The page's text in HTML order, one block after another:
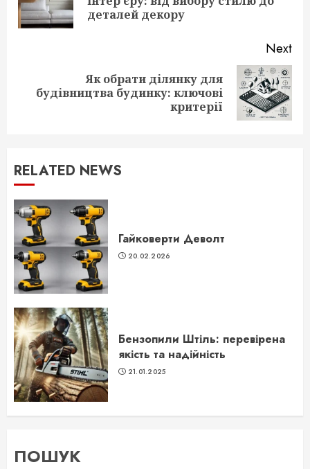
деталей декору
Next
Next
Як обрати ділянку для
будівництва будинку: ключові
критерії
RELATED NEWS
Гайковерти Деволт
20.02.2026
Бензопили Штіль: перевірена
якість та надійність
21.01.2025
ПОШУК